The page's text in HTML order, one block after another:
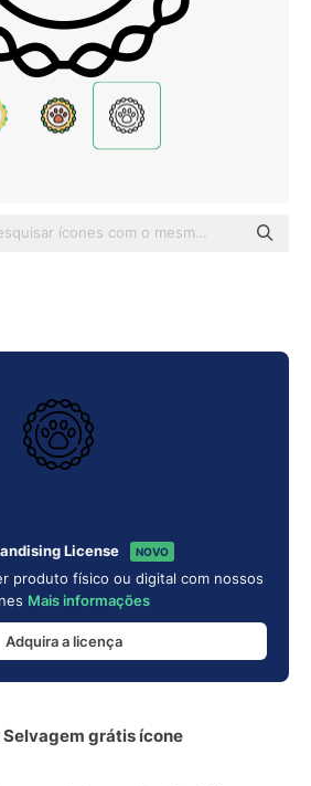
License NOVO
produto físico ou digital com nossos
Mais informações
Adquira a licença
Selvagem grátis ícone